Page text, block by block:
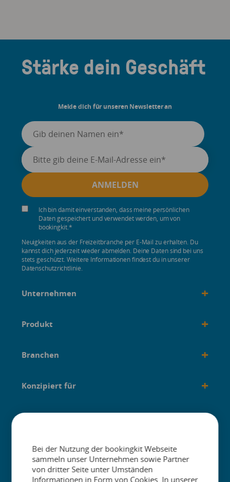
Stärke dein Geschäft
Melde dich für unseren Newsletter an
Ich bin damit einverstanden, dass meine persönlichen
Daten gespeichert und verwendet werden, um von
bookingkit.*
Neuigkeiten aus der Freizeitbranche per E-Mail zu erhalten. Du
kannst dich jederzeit wieder abmelden. Deine Daten sind bei uns
stets geschützt. Weitere Informationen findest du in unserer
Datenschutzrichtlinie.
Unternehmen +
Produkt +
Branchen +
Konzipiert für +
Anleitungen +
Bei der Nutzung der bookingkit Webseite
sammeln unser Unternehmen sowie Partner
von dritter Seite unter Umständen
Informationen in Form von Cookies. In unserer